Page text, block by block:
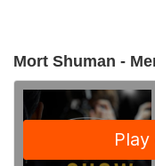
Mort Shuman -